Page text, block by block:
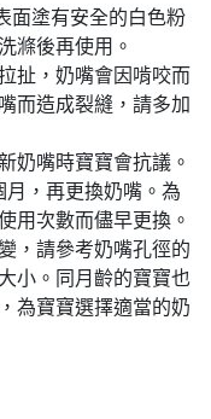
面塗有安全的白色粉
滌後再使用。
扯，奶嘴會因啃咬而
而造成裂縫，請多加
奶嘴時寶寶會抗議。
月，再更換奶嘴。為
用次數而儘早更換。
，請參考奶嘴孔徑的
小。同月齡的寶寶也
為寶寶選擇適當的奶